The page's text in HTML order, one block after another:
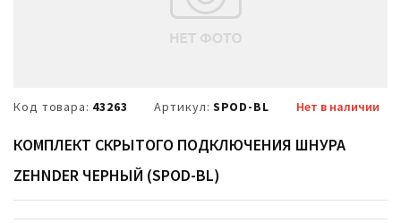
Код товара: 43263 Артикул: SPOD-BL Нет в наличии
КОМПЛЕКТ СКРЫТОГО ПОДКЛЮЧЕНИЯ ШНУРА
ZEHNDER ЧЕРНЫЙ (SPOD-BL)